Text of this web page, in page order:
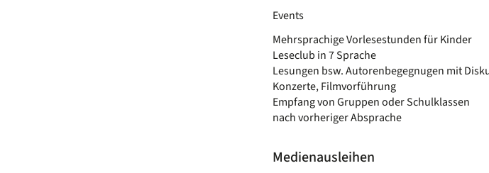
Events
Mehrsprachige Vorlesestunden für Kinder
Leseclub in 7 Sprache
Lesungen bsw. Autorenbegegnugen mit
Konzerte, Filmvorführung
Empfang von Gruppen oder Schulklassen
nach vorheriger Absprache
Medienausleihen